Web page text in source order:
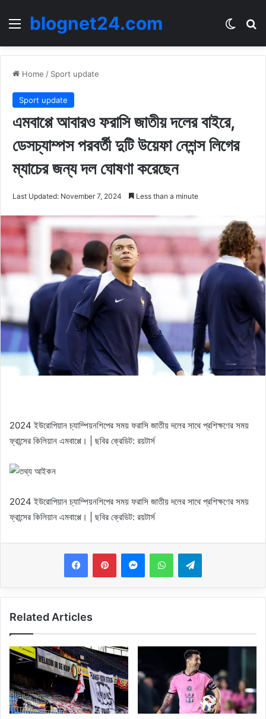
Menublognet24.com
Home / Sport update
Sport update
এমবাপ্পে আবারও ফরাসি জাতীয় দলের বাইরে,
ডেসচ্যাম্পস পরবর্তী দুটি উয়েফা নেশন্স লিগের
ম্যাচের জন্য দল ঘোষণা করেছেন
Last Updated: November 7, 2024 Less than a minute
2024 ইউরোপিয়ান চ্যাম্পিয়নশিপের সময় ফরাসি জাতীয় দলের সাথে প্রশিক্ষণের সময়
ফ্রান্সের কিলিয়ান এমবাপ্পে। | ছবির ক্রেডিট: রয়টার্স
2024 ইউরোপিয়ান চ্যাম্পিয়নশিপের সময় ফরাসি জাতীয় দলের সাথে প্রশিক্ষণের সময়
ফ্রান্সের কিলিয়ান এমবাপ্পে। | ছবির ক্রেডিট: রয়টার্স
MessengerWhatsAppTelegram
Related Articles